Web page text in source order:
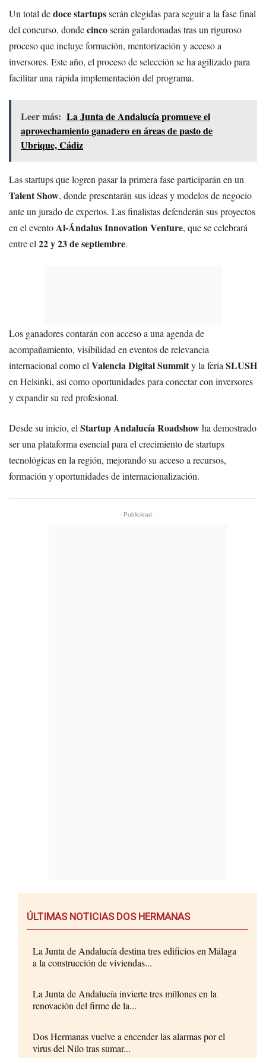
Un total dedoce startupsserán elegidas para seguir a la fase final
del concurso, dondecincoserán galardonadas tras un riguroso
proceso que incluye formación, mentorización y acceso a
inversores. Este año, el proceso de selección se ha agilizado para
facilitar una rápida implementación del programa.
Leer más: La Junta de Andalucía promueve el
aprovechamiento ganadero en áreas de pasto de
Ubrique, Cádiz
Las startups que logren pasar la primera fase participarán en un
Talent Show, donde presentarán sus ideas y modelos de negocio
ante un jurado de expertos. Las finalistas defenderán sus proyectos
en el eventoAl-Ándalus Innovation Venture, que se celebrará
entre el 22 y 23 de septiembre.
Los ganadores contarán con acceso a una agenda de
acompañamiento, visibilidad en eventos de relevancia
internacional como el Valencia Digital Summity la feria SLUSH
en Helsinki, así como oportunidades para conectar con inversores
y expandir su red profesional.
Desde su inicio, el Startup Andalucía Roadshowha demostrado
ser una plataforma esencial para el crecimiento de startups
tecnológicas en la región, mejorando su acceso a recursos,
formación y oportunidades de internacionalización.
- Publicidad -
ÚLTIMAS NOTICIAS DOS HERMANAS
La Junta de Andalucía destina tres edificios en Málaga
a la construcción de viviendas...
La Junta de Andalucía invierte tres millones en la
renovación del firme de la...
Dos Hermanas vuelve a encender las alarmas por el
virus del Nilo tras sumar...